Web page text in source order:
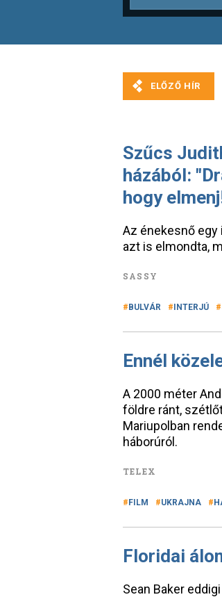
Szűcs
házából:
hogy
Az énekesnő egy
azt is elmondta,
SASSY
BULVÁR INTERJÚ
Ennél
A 2000 méter
földre ránt,
Mariupolban
háborúról.
TELEX
FILM UKRAJNA
Floridai
Sean Baker